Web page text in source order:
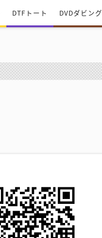
DTFトート DVDダビング